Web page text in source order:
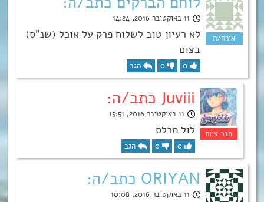
11 באוקטובר 2016, 14:24
לא רעיון טוב לשלוח פרק על אוכל (שנ”ס)
בצום
0
0 הגב
Juviii כתב/ה:
11 באוקטובר 2016, 15:51
לול תכלס
0
0 הגב
ORIYAN כתב/ה:
11 באוקטובר 2016, 10:08